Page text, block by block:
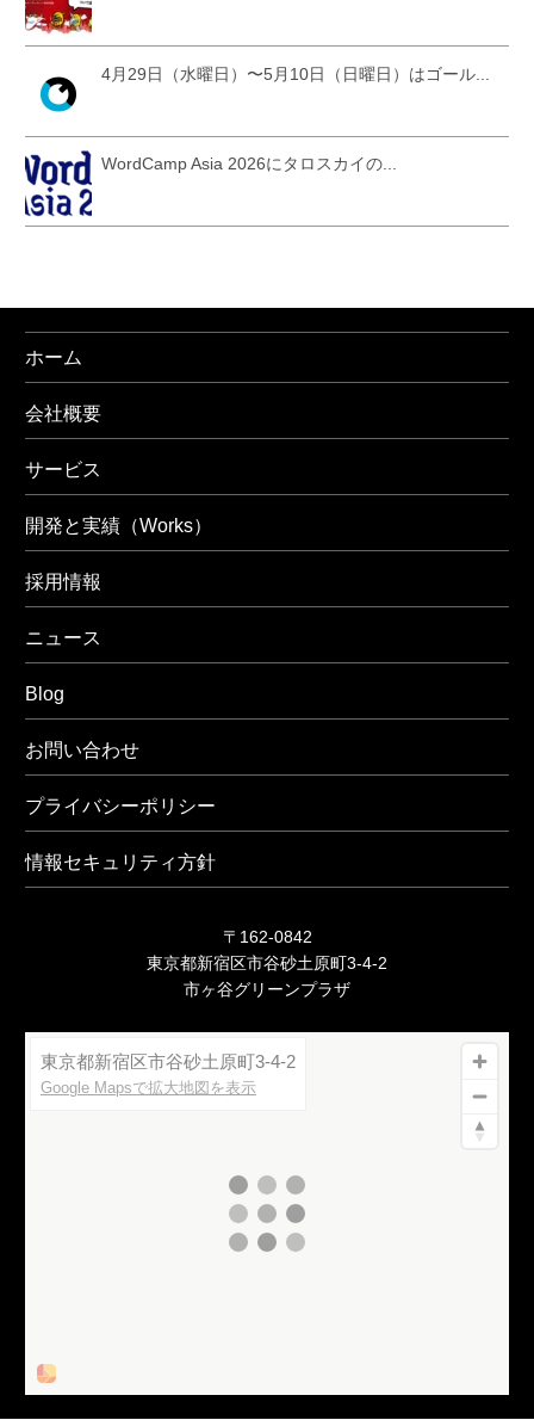
4月29日（水曜日）〜5月10日（日曜日）はゴール...
WordCamp Asia 2026にタロスカイの...
ホーム
会社概要
サービス
開発と実績（Works）
採用情報
ニュース
Blog
お問い合わせ
プライバシーポリシー
情報セキュリティ方針
〒162-0842
東京都新宿区市谷砂土原町3-4-2
市ヶ谷グリーンプラザ
東京都新宿区市谷砂土原町3-4-2
Google Mapsで拡大地図を表示